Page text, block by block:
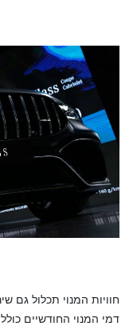
חוויות המנוי תכלול גם